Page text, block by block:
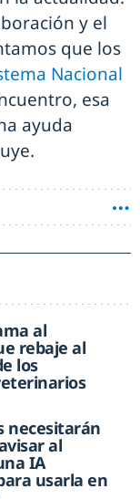
y el
que los
Nacional
esa
ayuda
al
rebaje al
los
necesitarán
al
IA
usarla en